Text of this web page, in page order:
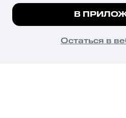
психотропных веществ, их
их незаконный оборот запрещён и
законодательством
© 2026 ООО «КИОН».
Все права защищены
Мы используем куки, чтобы
Подробнее
В
Остаться в